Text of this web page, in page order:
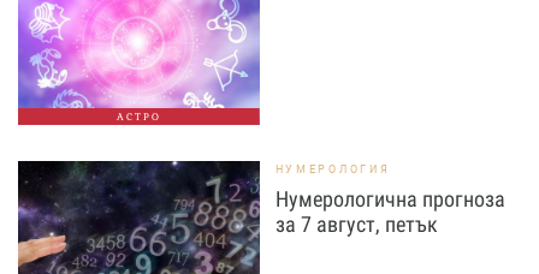
АСТРО
НУМЕРОЛОГИЯ
Нумерологична прогноза
за 7 август, петък